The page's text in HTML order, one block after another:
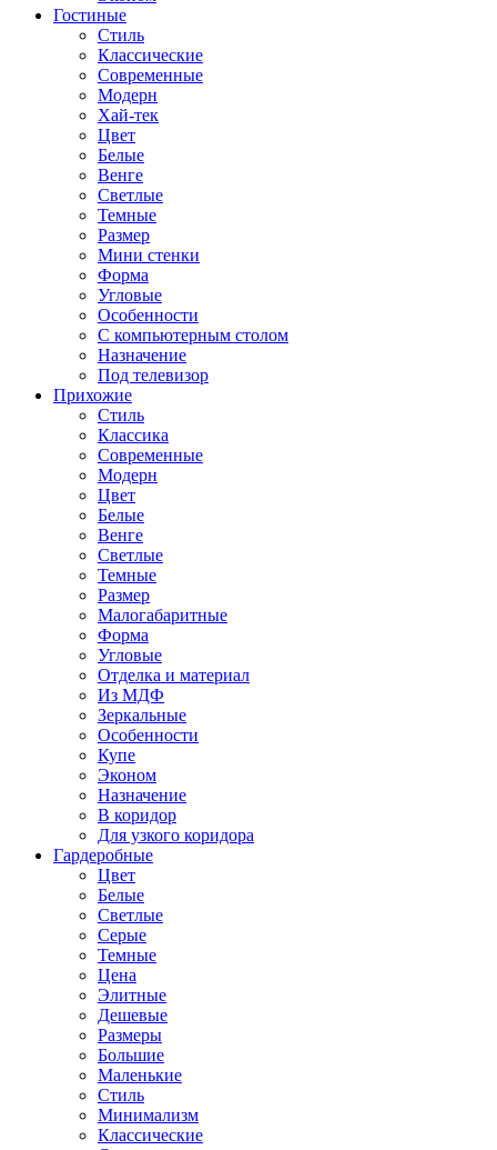
Гостиные
Стиль
Классические
Современные
Модерн
Хай-тек
Цвет
Белые
Венге
Светлые
Темные
Размер
Мини стенки
Форма
Угловые
Особенности
С компьютерным столом
Назначение
Под телевизор
Прихожие
Стиль
Классика
Современные
Модерн
Цвет
Белые
Венге
Светлые
Темные
Размер
Малогабаритные
Форма
Угловые
Отделка и материал
Из МДФ
Зеркальные
Особенности
Купе
Эконом
Назначение
В коридор
Для узкого коридора
Гардеробные
Цвет
Белые
Светлые
Серые
Темные
Цена
Элитные
Дешевые
Размеры
Большие
Маленькие
Стиль
Минимализм
Классические